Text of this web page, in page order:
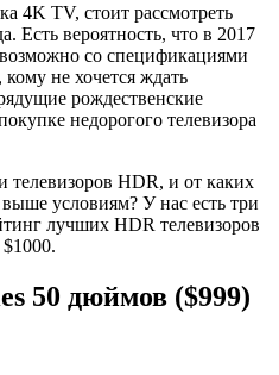
4K TV, стоит рассмотреть
Есть вероятность, что в 2017
со спецификациями
не хочется ждать
рождественские
недорогого телевизора
телевизоров HDR, и от каких
условиям? У нас есть три
лучших HDR телевизоров
50 дюймов ($999)